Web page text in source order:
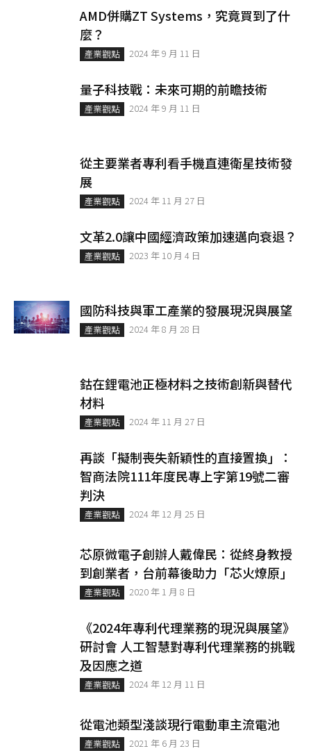
AMD併購ZT Systems，究竟買到了什
麼？
產業觀點 2024 年 9 月 11 日
量子科技戰：未來可期的前瞻技術
產業觀點 2024 年 9 月 11 日
從主要業者專利看手機直連衛星技術發
展
產業觀點 2024 年 11 月 27 日
文革2.0讓中國經濟政策加速邁向衰退？
產業觀點 2023 年 10 月 4 日
國防科技與軍工產業的發展現況與展望
產業觀點 2024 年 8 月 28 日
鈷在鋰電池正極材料之技術創新與替代
材料
產業觀點 2024 年 11 月 27 日
再談「擬制喪失新穎性的直接置換」：
智商法院111年度民專上字第19號二審
判決
產業觀點 2024 年 12 月 25 日
芯原微電子創辦人戴偉民：從終身教授
到創業者，台前幕後助力「芯火燎原」
產業觀點 2020 年 1 月 8 日
《2024年專利代理業務的現況與展望》
研討會 人工智慧對專利代理業務的挑戰
及因應之道
產業觀點 2024 年 12 月 11 日
從電池類型淺談現行電動車主流電池
產業觀點 2021 年 6 月 23 日